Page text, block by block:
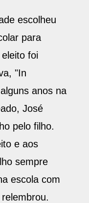
escolheu
para
foi
"In
anos na
José
pelo filho.
e aos
sempre
escola com